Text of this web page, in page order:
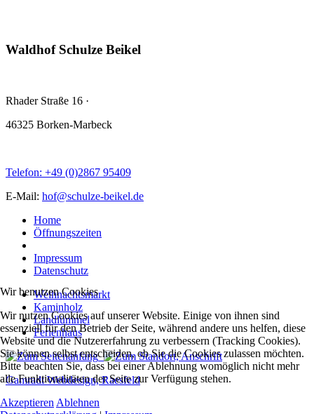
Waldhof Schulze Beikel
Rhader Straße 16 ·
46325 Borken-Marbeck
Telefon: +49 (0)2867 95409
E-Mail: hof@schulze-beikel.de
Home
Öffnungszeiten
Impressum
Datenschutz
Weihnachtsmarkt
Kaminholz
Landlümmel
Ferienhaus
Gamradt Webdesign, Raesfeld
Wir benutzen Cookies
Wir nutzen Cookies auf unserer Website. Einige von ihnen sind
essenziell für den Betrieb der Seite, während andere uns helfen, diese
Website und die Nutzererfahrung zu verbessern (Tracking Cookies).
Sie können selbst entscheiden, ob Sie die Cookies zulassen möchten.
Bitte beachten Sie, dass bei einer Ablehnung womöglich nicht mehr
alle Funktionalitäten der Seite zur Verfügung stehen.
Akzeptieren Ablehnen